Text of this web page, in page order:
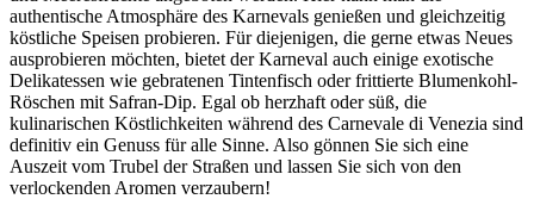
authentische Atmosphäre des Karnevals genießen und gleichzeitig
köstliche Speisen probieren. Für diejenigen, die gerne etwas Neues
ausprobieren möchten, bietet der Karneval auch einige exotische
Delikatessen wie gebratenen Tintenfisch oder frittierte Blumenkohl-
Röschen mit Safran-Dip. Egal ob herzhaft oder süß, die
kulinarischen Köstlichkeiten während des Carnevale di Venezia sind
definitiv ein Genuss für alle Sinne. Also gönnen Sie sich eine
Auszeit vom Trubel der Straßen und lassen Sie sich von den
verlockenden Aromen verzaubern!